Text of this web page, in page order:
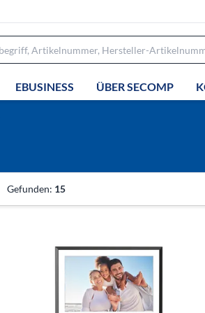
EBUSINESS ÜBER SECOMP
Gefunden: 15